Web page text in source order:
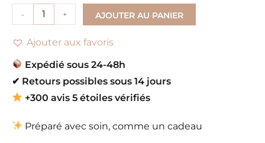
- + AJOUTER AU PANIER
Ajouter aux favoris
Expédié sous 24-48h
✔ Retours possibles sous 14 jours
+300 avis 5 étoiles vérifiés
Préparé avec soin, comme un cadeau